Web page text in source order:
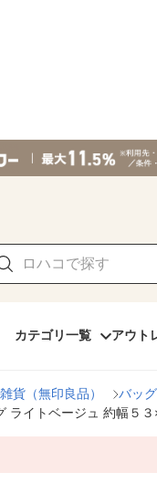
カテゴリ一覧 アウト
貨（無印良品） バッ
ライトベージュ 約幅５